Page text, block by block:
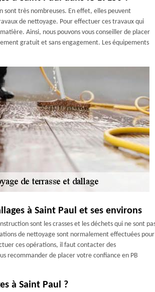
sont très nombreuses. En effet, elles peuvent
de nettoyage. Pour effectuer ces travaux qui
Ainsi, nous pouvons vous conseiller de placer
gratuit et sans engagement. Les équipements
à Saint Paul et ses environs
sont les crasses et les déchets qui ne sont
de nettoyage sont normalement effectuées pour
ces opérations, il faut contacter des
recommander de placer votre confiance en PB
à Saint Paul ?